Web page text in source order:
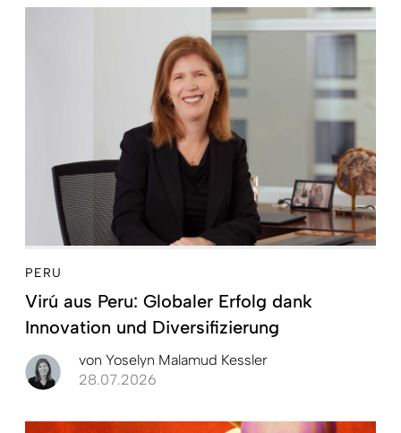
- Any - Weltweit Subsahara-Afrika
Nordafrika und Nahost (MENA)
Südostasien und Pazifik Ostasien
Lateinamerika und Karibik
Zentralasien, Kaukasus, Südosteuropa und
Länder mit hohen Einkommen
PERU
Virú aus Peru: Globaler Erfolg dank
Innovation und Diversifizierung
von Yoselyn Malamud Kessler
28.07.2026